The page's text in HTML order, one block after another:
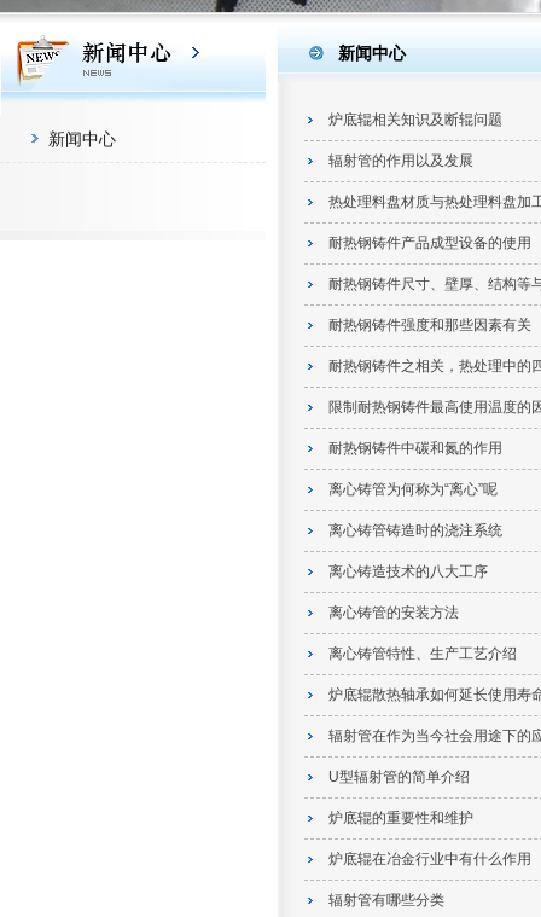
新闻中心
新闻中心
炉底辊相关知识及断辊问题
辐射管的作用以及发展
热处理料盘材质与热处理料盘加
耐热钢铸件产品成型设备的使用
耐热钢铸件尺寸、壁厚、结构等
耐热钢铸件强度和那些因素有关
耐热钢铸件之相关，热处理中的
限制耐热钢铸件最高使用温度的
耐热钢铸件中碳和氮的作用
离心铸管为何称为“离心”呢
离心铸管铸造时的浇注系统
离心铸造技术的八大工序
离心铸管的安装方法
离心铸管特性、生产工艺介绍
炉底辊散热轴承如何延长使用寿
辐射管在作为当今社会用途下的
U型辐射管的简单介绍
炉底辊的重要性和维护
炉底辊在冶金行业中有什么作用
辐射管有哪些分类